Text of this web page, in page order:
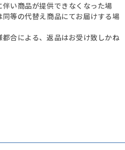
伴い商品が提供できなくなった場
等の代替え商品にてお届けする場
都合による、返品はお受け致しかね